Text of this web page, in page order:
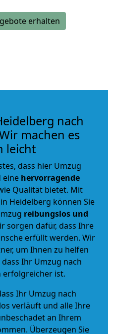
erhalten
nach
machen es
leicht
dass hier Umzug
eine hervorragende
Qualität bietet. Mit
Heidelberg können Sie
reibungslos und
sorgen dafür, dass Ihre
erfüllt werden. Wir
um Ihnen zu helfen
Ihr Umzug nach
erfolgreicher ist.
Ihr Umzug nach
verläuft und alle Ihre
an Ihrem
Überzeugen Sie